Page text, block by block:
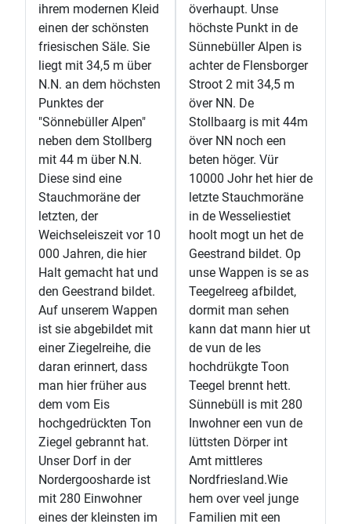
ihrem modernen Kleid
einen der schönsten
friesischen Säle. Sie
liegt mit 34,5 m über
N.N. an dem höchsten
Punktes der
"Sönnebüller Alpen"
neben dem Stollberg
mit 44 m über N.N.
Diese sind eine
Stauchmoräne der
letzten, der
Weichseleiszeit vor 10
000 Jahren, die hier
Halt gemacht hat und
den Geestrand bildet.
Auf unserem Wappen
ist sie abgebildet mit
einer Ziegelreihe, die
daran erinnert, dass
man hier früher aus
dem vom Eis
hochgedrückten Ton
Ziegel gebrannt hat.
Unser Dorf in der
Nordergoosharde ist
mit 280 Einwohner
eines der kleinsten im
överhaupt. Unse
höchste Punkt in de
Sünnebüller Alpen is
achter de Flensborger
Stroot 2 mit 34,5 m
över NN. De
Stollbaarg is mit 44m
över NN noch een
beten höger. Vür
10000 Johr het hier de
letzte Stauchmoräne
in de Wesseliestiet
hoolt mogt un het de
Geestrand bildet. Op
unse Wappen is se as
Teegelreeg afbildet,
dormit man sehen
kann dat mann hier ut
de vun de Ies
hochdrükgte Toon
Teegel brennt hett.
Sünnebüll is mit 280
Inwohner een vun de
lüttsten Dörper int
Amt mittleres
Nordfriesland.Wie
hem over veel junge
Familien mit een